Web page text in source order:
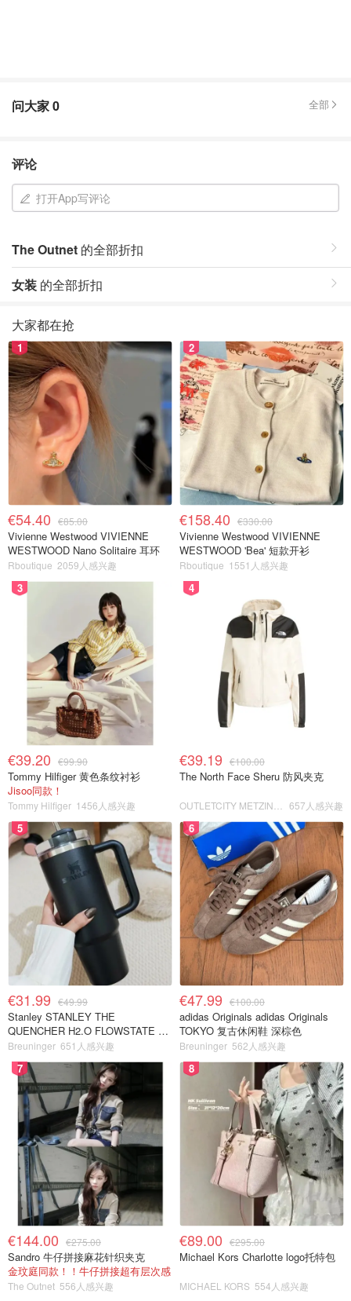
问大家0 全部
评论
打开App写评论
The Outnet 的全部折扣
女装 的全部折扣
大家都在抢
1
€54.40 €85.00
Vivienne Westwood VIVIENNE
WESTWOOD Nano Solitaire 耳环
Rboutique 2059人感兴趣
2
€158.40 €330.00
Vivienne Westwood VIVIENNE
WESTWOOD 'Bea' 短款开衫
Rboutique 1551人感兴趣
3
€39.20 €99.90
Tommy Hilfiger 黄色条纹衬衫
Jisoo同款！
Tommy Hilfiger 1456人感兴趣
4
€39.19 €100.00
The North Face Sheru 防风夹克
657人感兴趣
5
€31.99 €49.99
Stanley STANLEY THE
QUENCHER H2.O FLOWSTATE 保
温杯 1.18L 黑色
Breuninger 651人感兴趣
6
€47.99 €100.00
adidas Originals adidas Originals
TOKYO 复古休闲鞋 深棕色
Breuninger 562人感兴趣
7
€144.00 €275.00
Sandro 牛仔拼接麻花针织夹克
金玟庭同款！！牛仔拼接超有层次感
The Outnet 556人感兴趣
8
€89.00 €295.00
Michael Kors Charlotte logo托特包
MICHAEL KORS 554人感兴趣